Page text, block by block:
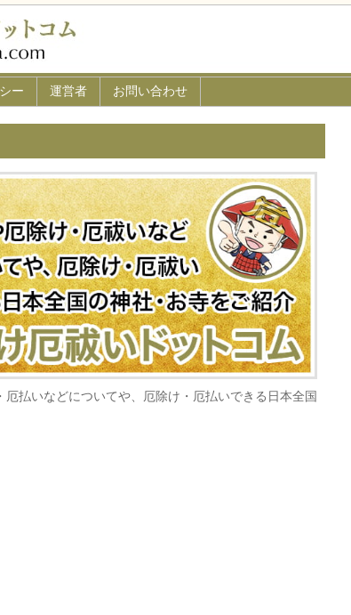
払いなどについてや、厄除け・厄払いできる日本全国
ー 運営者 お問い合わせ